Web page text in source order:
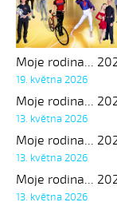
Moje rodina...
19. května 2026
Moje rodina...
13. května 2026
Moje rodina...
13. května 2026
Moje rodina...
13. května 2026